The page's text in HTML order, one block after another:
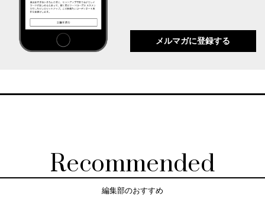
メルマガに登録する
Recommended
編集部のおすすめ